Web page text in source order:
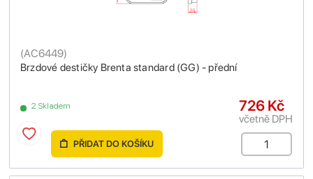
Brzdové destičky Brenta standard (GG) - přední
(AC6449)
2 Skladem 726 Kč
včetně DPH
PŘIDAT DO KOŠÍKU